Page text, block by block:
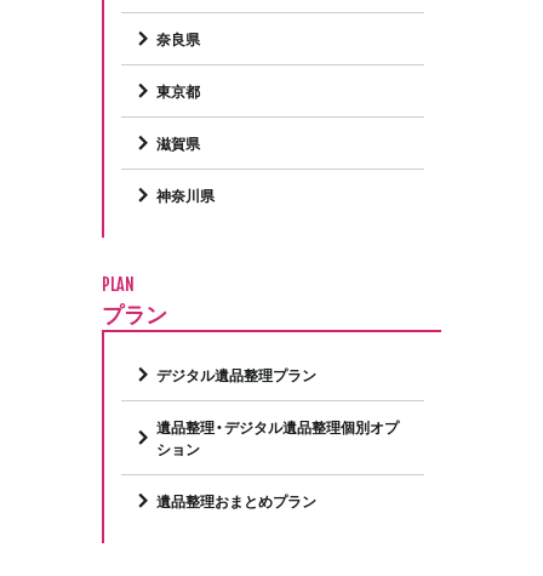
奈良県
東京都
滋賀県
神奈川県
PLAN
プラン
デジタル遺品整理プラン
遺品整理・デジタル遺品整理個別オプ
ション
遺品整理おまとめプラン